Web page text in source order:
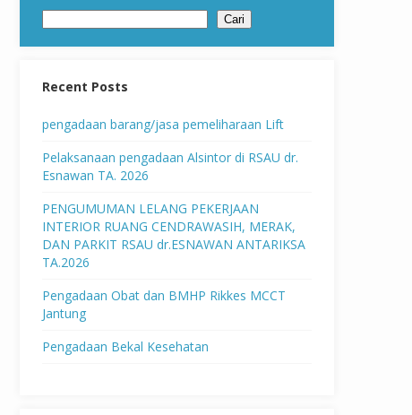
Cari
Recent Posts
pengadaan barang/jasa pemeliharaan Lift
Pelaksanaan pengadaan Alsintor di RSAU dr.
Esnawan TA. 2026
PENGUMUMAN LELANG PEKERJAAN
INTERIOR RUANG CENDRAWASIH, MERAK,
DAN PARKIT RSAU dr.ESNAWAN ANTARIKSA
TA.2026
Pengadaan Obat dan BMHP Rikkes MCCT
Jantung
Pengadaan Bekal Kesehatan